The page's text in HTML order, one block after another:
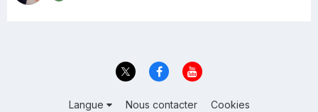
Langue Nous contacter Cookies